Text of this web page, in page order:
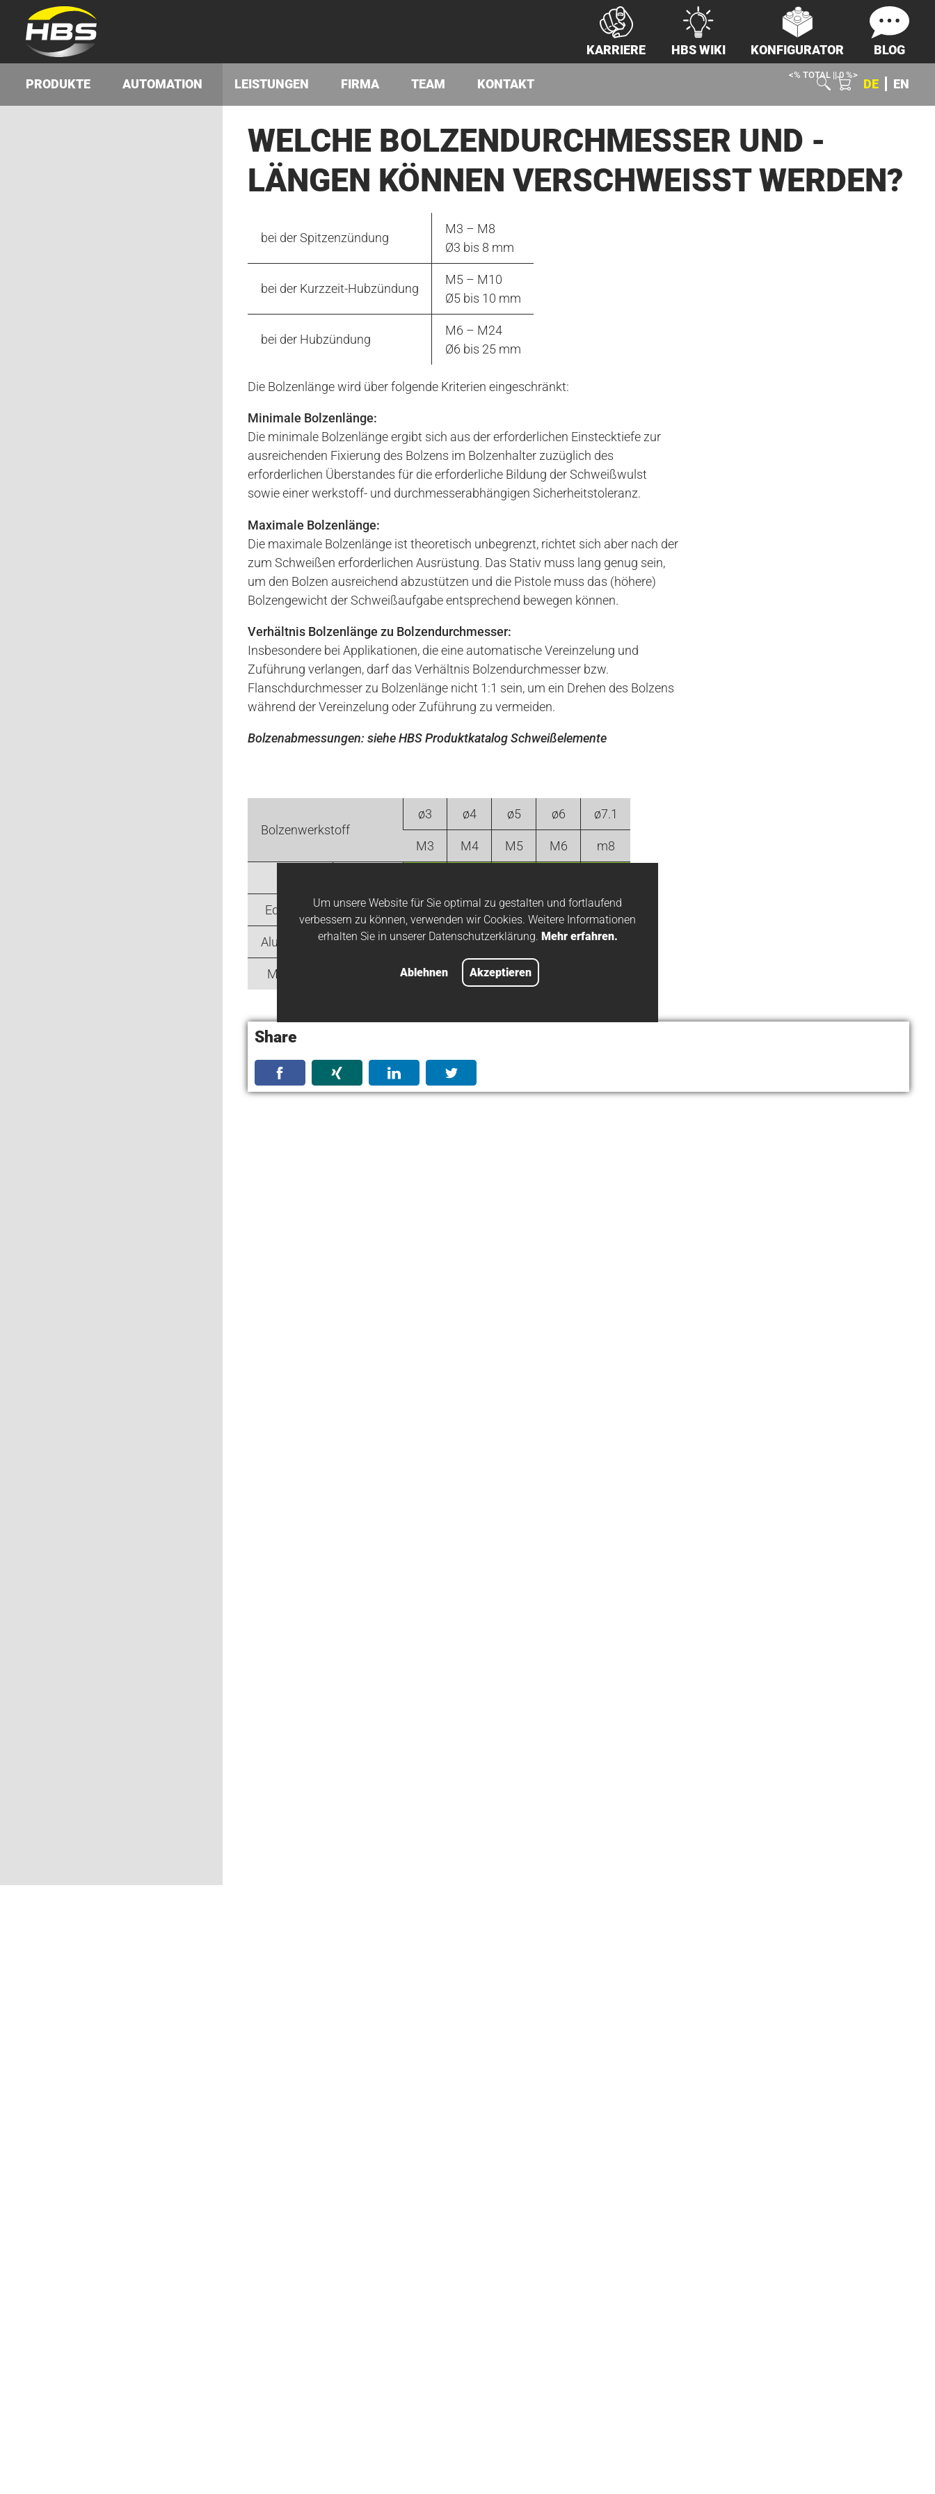
KARRIERE HBS WIKI KONFIGURATOR BLOG
PRODUKTE AUTOMATION LEISTUNGEN FIRMA TEAM KONTAKT
<% TOTAL || 0 %>
DE EN
WELCHE BOLZENDURCHMESSER UND -
LÄNGEN KÖNNEN VERSCHWEISST WERDEN?
bei der Spitzenzündung
M3 – M8
Ø3 bis 8 mm
bei der Kurzzeit-Hubzündung
M5 – M10
Ø5 bis 10 mm
bei der Hubzündung
M6 – M24
Ø6 bis 25 mm
Die Bolzenlänge wird über folgende Kriterien eingeschränkt:
Minimale Bolzenlänge:
Die minimale Bolzenlänge ergibt sich aus der erforderlichen Einstecktiefe zur
ausreichenden Fixierung des Bolzens im Bolzenhalter zuzüglich des
erforderlichen Überstandes für die erforderliche Bildung der Schweißwulst
sowie einer werkstoff- und durchmesserabhängigen Sicherheitstoleranz.
Maximale Bolzenlänge:
Die maximale Bolzenlänge ist theoretisch unbegrenzt, richtet sich aber nach der
zum Schweißen erforderlichen Ausrüstung. Das Stativ muss lang genug sein,
um den Bolzen ausreichend abzustützen und die Pistole muss das (höhere)
Bolzengewicht der Schweißaufgabe entsprechend bewegen können.
Verhältnis Bolzenlänge zu Bolzendurchmesser:
Insbesondere bei Applikationen, die eine automatische Vereinzelung und
Zuführung verlangen, darf das Verhältnis Bolzendurchmesser bzw.
Flanschdurchmesser zu Bolzenlänge nicht 1:1 sein, um ein Drehen des Bolzens
während der Vereinzelung oder Zuführung zu vermeiden.
Bolzenabmessungen: siehe HBS Produktkatalog Schweißelemente
Bolzenwerkstoff
ø3 ø4 ø5 ø6 ø7.1
M3 M4 M5 M6 m8
Stahl
Edelstahl A2-50
Aluminium AlMg3
Messing
Share
Um unsere Website für Sie optimal zu gestalten und fortlaufend
verbessern zu können, verwenden wir Cookies. Weitere Informationen
erhalten Sie in unserer Datenschutzerklärung. Mehr erfahren.
Ablehnen Akzeptieren